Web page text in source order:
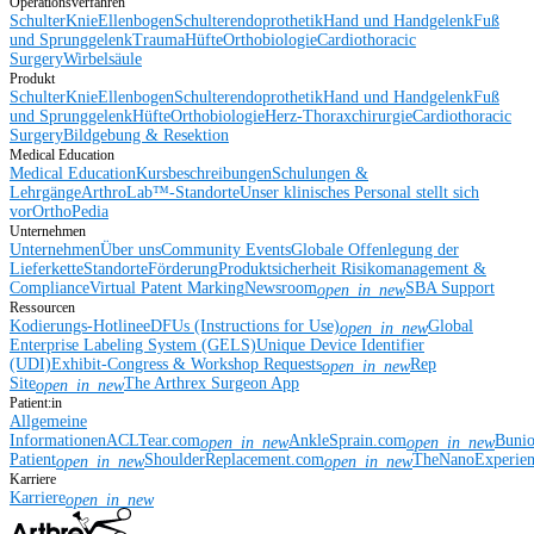
Operationsverfahren
SchulterKnieEllenbogenSchulterendoprothetikHand und HandgelenkFuß
und SprunggelenkTraumaHüfteOrthobiologieCardiothoracic
SurgeryWirbelsäule
Produkt
SchulterKnieEllenbogenSchulterendoprothetikHand und HandgelenkFuß
und SprunggelenkHüfteOrthobiologieHerz-ThoraxchirurgieCardiothoracic
SurgeryBildgebung & Resektion
Medical Education
Medical EducationKursbeschreibungenSchulungen &
LehrgängeArthroLab™-StandorteUnser klinisches Personal stellt sich
vorOrthoPedia
Unternehmen
UnternehmenÜber unsCommunity EventsGlobale Offenlegung der
LieferketteStandorteFörderungProduktsicherheit Risikomanagement &
ComplianceVirtual Patent MarkingNewsroomopen_in_newSBA Support
Ressourcen
Kodierungs-HotlineeDFUs (Instructions for Use)open_in_newGlobal
Enterprise Labeling System (GELS)Unique Device Identifier
(UDI)Exhibit-Congress & Workshop Requestsopen_in_newRep
Siteopen_in_newThe Arthrex Surgeon App
Patient:in
Allgemeine
InformationenACLTear.comopen_in_newAnkleSprain.comopen_in_new
Patientopen_in_newShoulderReplacement.comopen_in_new
Karriere
Karriereopen_in_new